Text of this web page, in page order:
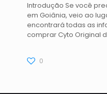
Introdução Se você
em Goiânia, veio ao
encontrará todas as
comprar Cyto Original
0